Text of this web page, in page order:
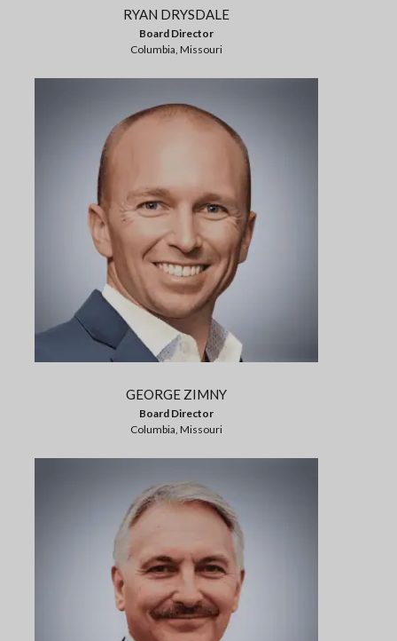
RYAN DRYSDALE
Board Director
Columbia, Missouri
GEORGE ZIMNY
Board Director
Columbia, Missouri